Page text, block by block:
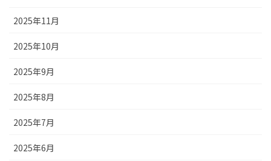
2025年11月
2025年10月
2025年9月
2025年8月
2025年7月
2025年6月